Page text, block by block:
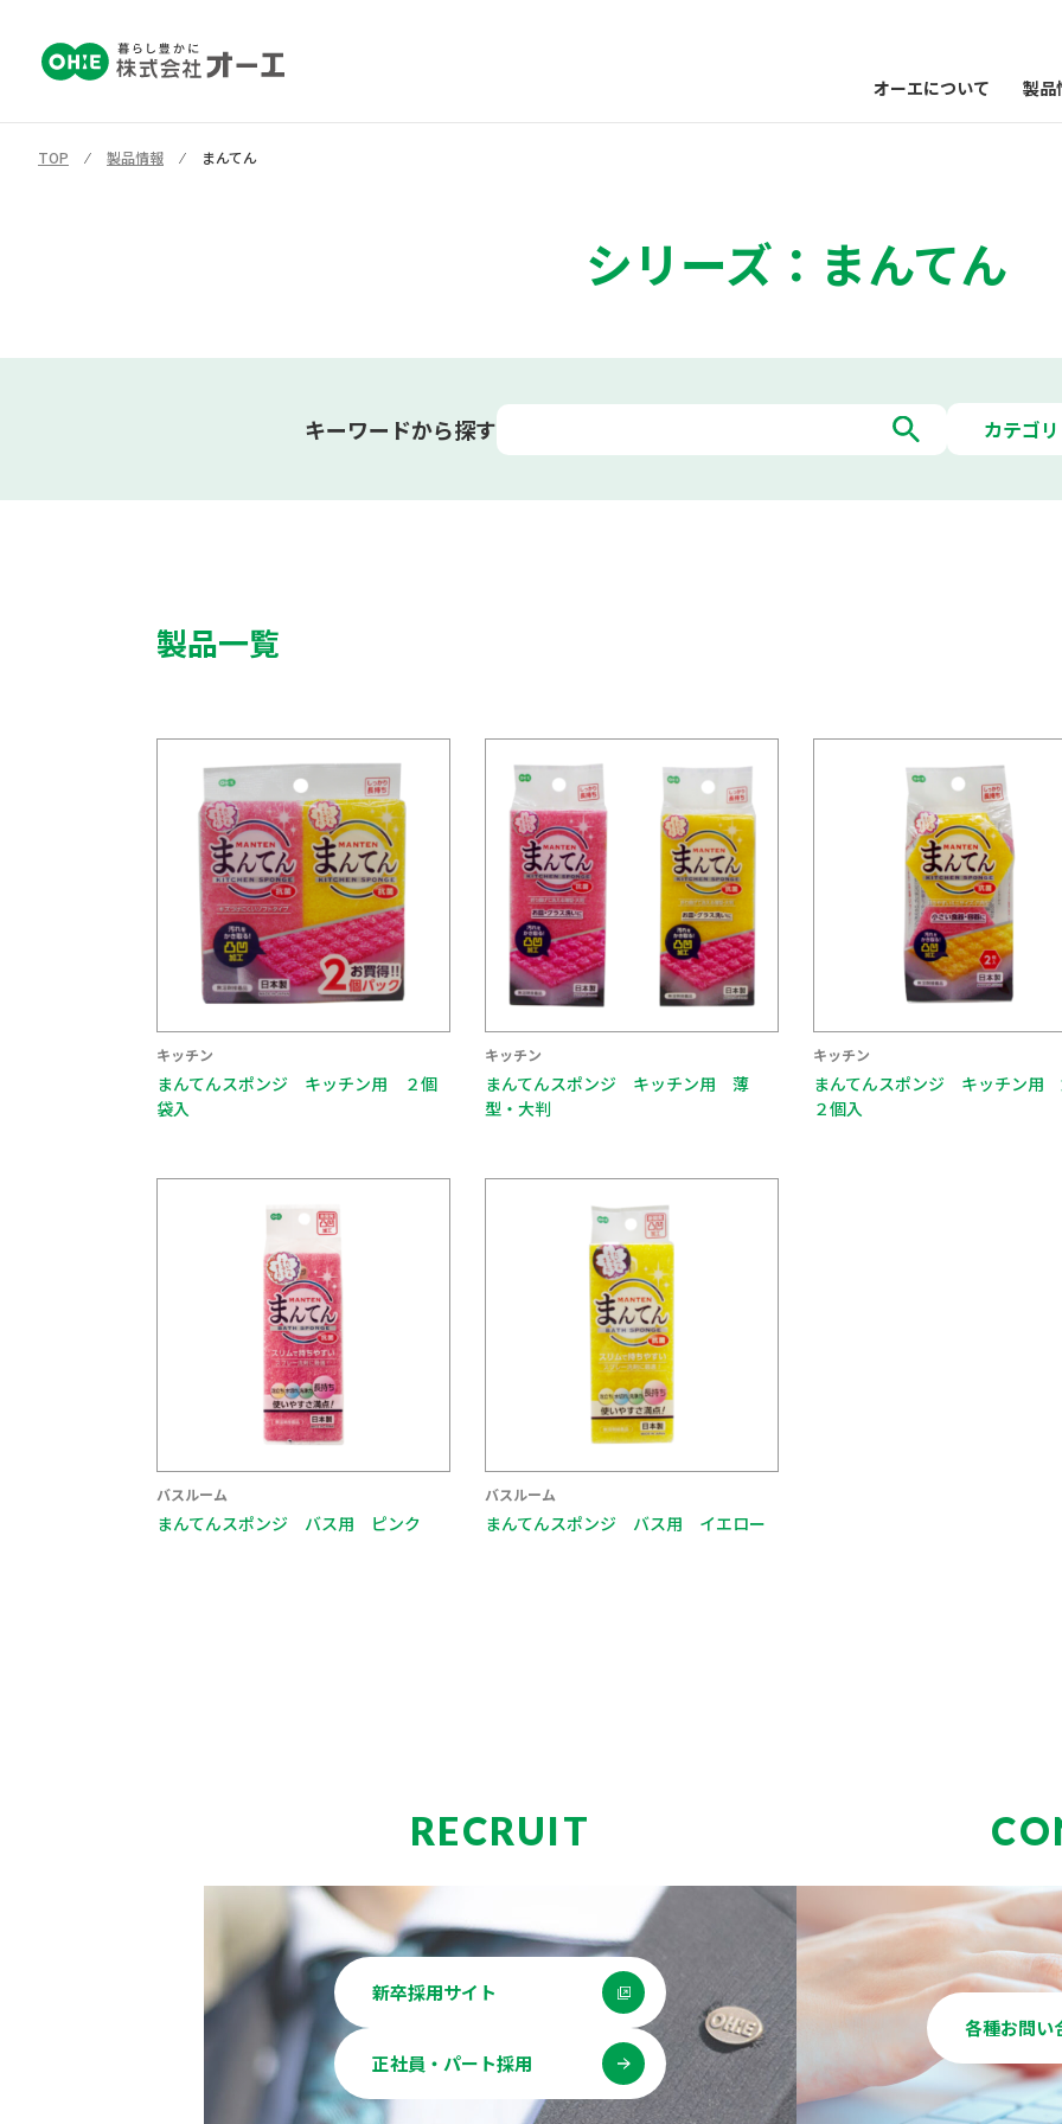
オーエについて 製品
TOP ⁄ 製品情報 ⁄ まんてん
シリーズ：まんてん
キーワードから探す カテゴ
製品一覧
キッチン
まんてんスポンジ キッチン用 ２個
袋入
キッチン
まんてんスポンジ キッチン用 薄
型・大判
キッチン
まんてんスポンジ キッチン用
２個入
バスルーム
まんてんスポンジ バス用 ピンク
バスルーム
まんてんスポンジ バス用 イエロー
RECRUIT
新卒採用サイト
正社員・パート採用
各種お問い